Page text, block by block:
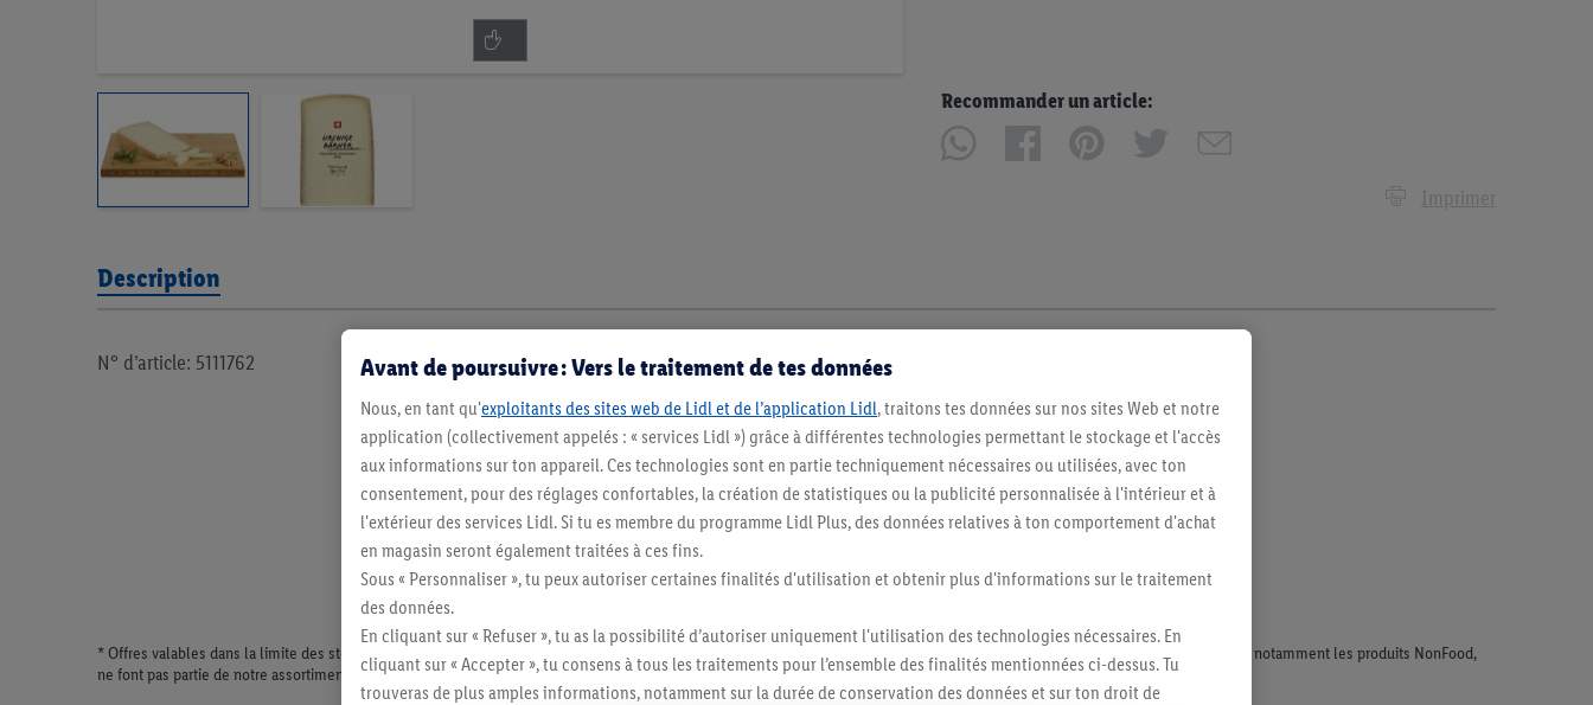
Recommander un article:
Imprimer
Description
N° d’article: 5111762
* Offres valables dans la limite des stocks disponibles. Vente limitée à des quantités usuelles pour un ménage. Vendu sans décoration. Les produits faisant l'objet de la publicité, notamment les produits NonFood,
ne font pas partie de notre assortiment de produits permanents. Ill. semblables.
Avant de poursuivre : Vers le traitement de tes données
Nous, en tant qu'exploitants des sites web de Lidl et de l’application Lidl, traitons tes données sur nos sites Web et notre
application (collectivement appelés : « services Lidl ») grâce à différentes technologies permettant le stockage et l'accès
aux informations sur ton appareil. Ces technologies sont en partie techniquement nécessaires ou utilisées, avec ton
consentement, pour des réglages confortables, la création de statistiques ou la publicité personnalisée à l'intérieur et à
l'extérieur des services Lidl. Si tu es membre du programme Lidl Plus, des données relatives à ton comportement d'achat
en magasin seront également traitées à ces fins.
Sous « Personnaliser », tu peux autoriser certaines finalités d'utilisation et obtenir plus d'informations sur le traitement
des données.
En cliquant sur « Refuser », tu as la possibilité d’autoriser uniquement l'utilisation des technologies nécessaires. En
cliquant sur « Accepter », tu consens à tous les traitements pour l’ensemble des finalités mentionnées ci-dessus. Tu
trouveras de plus amples informations, notamment sur la durée de conservation des données et sur ton droit de